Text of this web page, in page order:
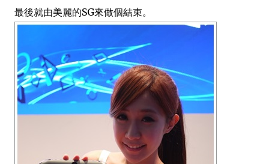
最後就由美麗的SG來做個結束。